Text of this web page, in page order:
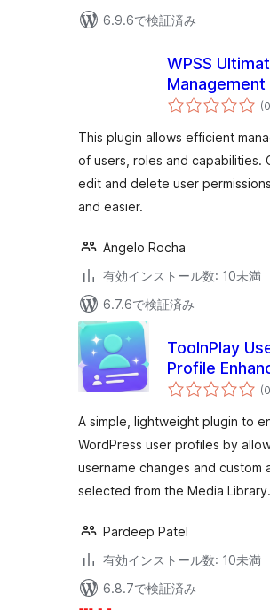
6.9.6で検証済み
WPSS
Management
(0
This plugin allows efficient
of users, roles and capabilities.
edit and delete user
and easier.
Angelo Rocha
有効インストール数: 10未満
6.7.6で検証済み
ToolnPlay
Profile
(0
A simple, lightweight plugin to
WordPress user profiles by
username changes and custom
selected from the Media Library.
Pardeep Patel
有効インストール数: 10未満
6.8.7で検証済み